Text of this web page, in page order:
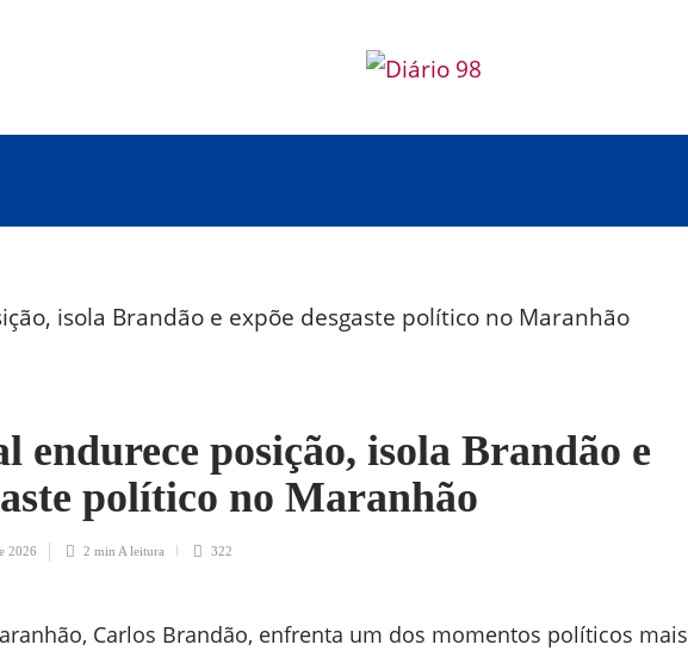
endurece posição, isola Brandão e
político no Maranhão
2026 2 min A leitura 322
Carlos Brandão, enfrenta um dos momentos políticos mais